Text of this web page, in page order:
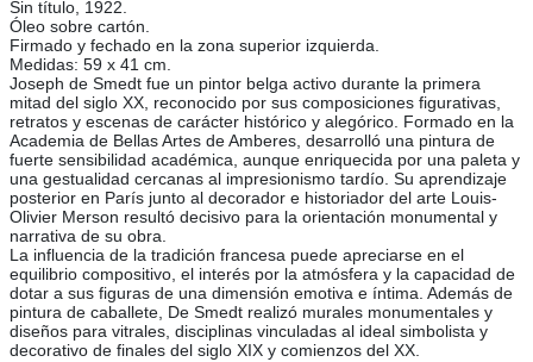
Sin título, 1922.
Óleo sobre cartón.
Firmado y fechado en la zona superior izquierda.
Medidas: 59 x 41 cm.
Joseph de Smedt fue un pintor belga activo durante la primera
mitad del siglo XX, reconocido por sus composiciones figurativas,
retratos y escenas de carácter histórico y alegórico. Formado en la
Academia de Bellas Artes de Amberes, desarrolló una pintura de
fuerte sensibilidad académica, aunque enriquecida por una paleta y
una gestualidad cercanas al impresionismo tardío. Su aprendizaje
posterior en París junto al decorador e historiador del arte Louis-
Olivier Merson resultó decisivo para la orientación monumental y
narrativa de su obra.
La influencia de la tradición francesa puede apreciarse en el
equilibrio compositivo, el interés por la atmósfera y la capacidad de
dotar a sus figuras de una dimensión emotiva e íntima. Además de
pintura de caballete, De Smedt realizó murales monumentales y
diseños para vitrales, disciplinas vinculadas al ideal simbolista y
decorativo de finales del siglo XIX y comienzos del XX.